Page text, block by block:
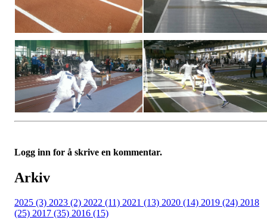
Logg inn for å skrive en kommentar.
Arkiv
2025 (3) 2023 (2) 2022 (11) 2021 (13) 2020 (14) 2019 (24) 2018
(25) 2017 (35) 2016 (15)